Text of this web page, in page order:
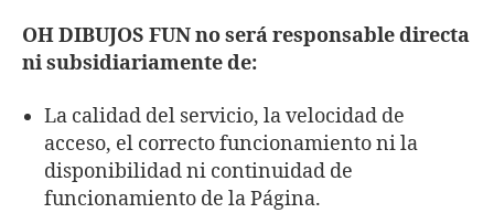
OH DIBUJOS FUN no será responsable directa
ni subsidiariamente de:
La calidad del servicio, la velocidad de
acceso, el correcto funcionamiento ni la
disponibilidad ni continuidad de
funcionamiento de la Página.